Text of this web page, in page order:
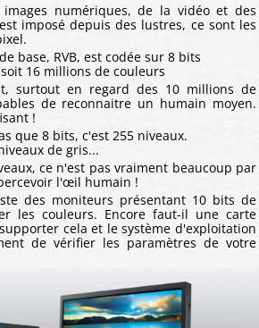
numériques, de la vidéo et des
imposé depuis des lustres, ce sont les
base, RVB, est codée sur 8 bits
16 millions de couleurs
surtout en regard des 10 millions de
de reconnaitre un humain moyen.
!
que 8 bits, c'est 255 niveaux.
de gris...
ce n'est pas vraiment beaucoup par
l'œil humain !
des moniteurs présentant 10 bits de
les couleurs. Encore faut-il une carte
cela et le système d'exploitation
de vérifier les paramètres de votre